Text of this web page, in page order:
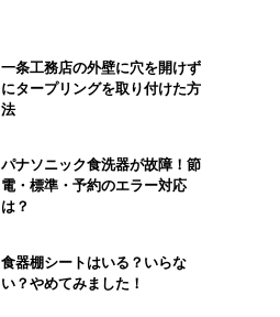
一条工務店の外壁に穴を開けず
にタープリングを取り付けた方
法
パナソニック食洗器が故障！節
電・標準・予約のエラー対応
は？
食器棚シートはいる？いらな
い？やめてみました！